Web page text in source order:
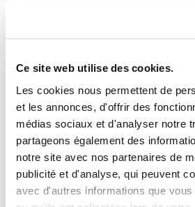
Ce site web utilise des cookies.
Les cookies nous permettent de
et les annonces, d'offrir des
médias sociaux et d'analyser notre
partageons également des
notre site avec nos partenaires de
publicité et d'analyse, qui peuvent
avec d'autres informations que
Page suivante :L'avocat et vous